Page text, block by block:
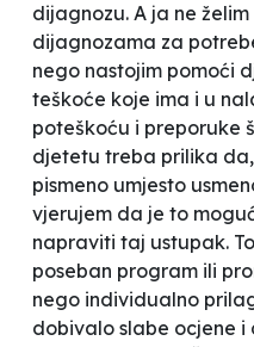
dijagnozu. A ja ne
dijagnozama za
nego nastojim pomoći
teškoće koje ima i u
poteškoću i preporuke
djetetu treba prilika
pismeno umjesto
vjerujem da je to
napraviti taj ustupak.
poseban program ili
nego individualno
dobivalo slabe ocjene